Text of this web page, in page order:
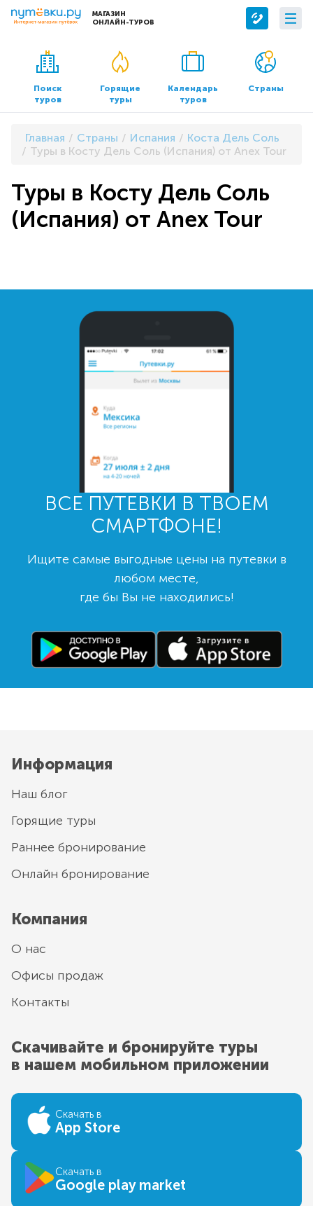
МАГАЗИН
ОНЛАЙН-ТУРОВ
Сервисы
Бронирование отелей
Трансфер
О компании
О нас
Контакты
Документы и реквизиты
Поиск
туров
Горящие
туры
Календарь
туров
Страны
Главная Страны Испания
Коста Дель Соль
Туры в Косту Дель Соль (Испания) от Anex Tour
Туры в Косту Дель Соль
(Испания) от Anex Tour
ВСЕ ПУТЕВКИ В ТВОЕМ
СМАРТФОНЕ!
Ищите самые выгодные цены на путевки в
любом месте,
где бы Вы не находились!
Информация
Наш блог
Горящие туры
Раннее бронирование
Онлайн бронирование
Компания
О нас
Офисы продаж
Контакты
Скачивайте и бронируйте туры
в нашем мобильном приложении
Скачать в
App Store
Скачать в
Google play market